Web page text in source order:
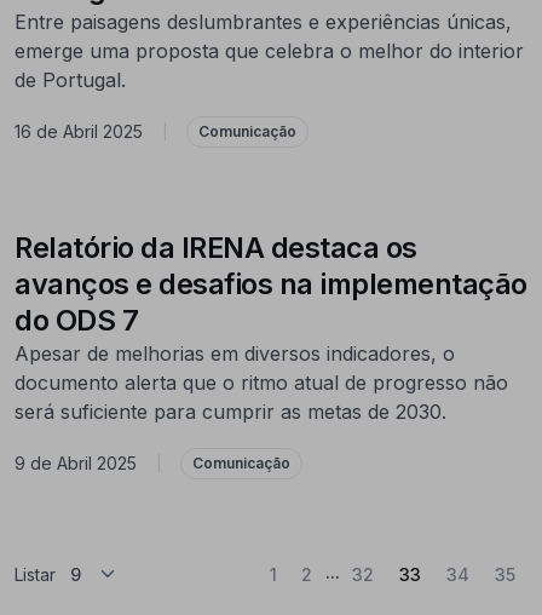
Entre paisagens deslumbrantes e experiências únicas,
emerge uma proposta que celebra o melhor do interior
de Portugal.
16 de Abril 2025 Comunicação
Relatório da IRENA destaca os
avanços e desafios na implementação
do ODS 7
Apesar de melhorias em diversos indicadores, o
documento alerta que o ritmo atual de progresso não
será suficiente para cumprir as metas de 2030.
9 de Abril 2025 Comunicação
Listar 1 2 ... 32 33 (Atual)
34 35